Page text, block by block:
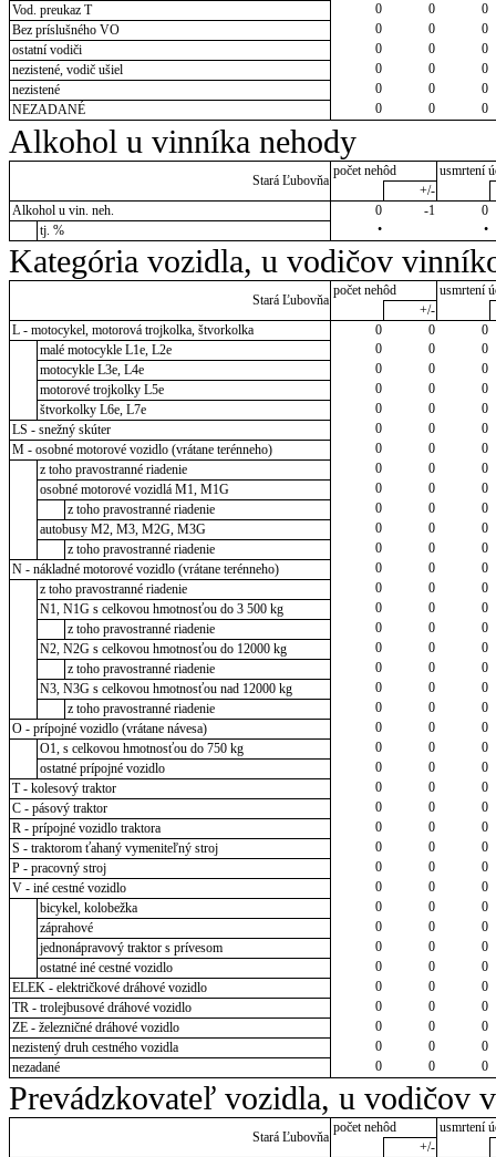
Vod. preukaz T
0 0
0
Bez príslušného VO
0 0
0
ostatní vodiči
0 0
0
nezistené, vodič ušiel
0 0
0
nezistené
0 0
0
NEZADANÉ
0 0 0
Alkohol u vinníka nehody
Stará Ľubovňa
počet nehôd
usmrtení
+/-
Alkohol u vin. neh.
0 -1
0
tj. %
• •
Kategória vozidla, u vodičov
Stará Ľubovňa
počet nehôd
usmrtení
+/-
L - motocykel, motorová trojkolka, štvorkolka
0 0
0
malé motocykle L1e, L2e
0 0
0
motocykle L3e, L4e
0 0
0
motorové trojkolky L5e
0 0
0
štvorkolky L6e, L7e
0 0
0
LS - snežný skúter
0 0
0
M - osobné motorové vozidlo (vrátane terénneho)
0 0
0
z toho pravostranné riadenie
0 0
0
osobné motorové vozidlá M1, M1G
0 0
0
z toho pravostranné riadenie
0 0
0
autobusy M2, M3, M2G, M3G
0 0
0
z toho pravostranné riadenie
0 0
0
N - nákladné motorové vozidlo (vrátane terénneho)
0 0
0
z toho pravostranné riadenie
0 0
0
N1, N1G s celkovou hmotnosťou do 3 500 kg
0 0
0
z toho pravostranné riadenie
0 0
0
N2, N2G s celkovou hmotnosťou do 12000 kg
0 0
0
z toho pravostranné riadenie
0 0
0
N3, N3G s celkovou hmotnosťou nad 12000 kg
0 0
0
z toho pravostranné riadenie
0 0
0
O - prípojné vozidlo (vrátane návesa)
0 0
0
O1, s celkovou hmotnosťou do 750 kg
0 0
0
ostatné prípojné vozidlo
0 0
0
T - kolesový traktor
0 0
0
C - pásový traktor
0 0
0
R - prípojné vozidlo traktora
0 0
0
S - traktorom ťahaný vymeniteľný stroj
0 0
0
P - pracovný stroj
0 0
0
V - iné cestné vozidlo
0 0
0
bicykel, kolobežka
0 0
0
záprahové
0 0
0
jednonápravový traktor s prívesom
0 0
0
ostatné iné cestné vozidlo
0 0
0
ELEK - električkové dráhové vozidlo
0 0
0
TR - trolejbusové dráhové vozidlo
0 0
0
ZE - železničné dráhové vozidlo
0 0
0
nezistený druh cestného vozidla
0 0
0
nezadané
0 0 0
Prevádzkovateľ vozidla, u vodičov
Stará Ľubovňa
počet nehôd
usmrtení
+/-